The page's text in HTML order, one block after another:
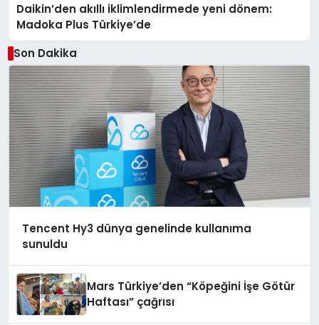
Daikin’den akıllı iklimlendirmede yeni dönem:
Madoka Plus Türkiye’de
Son Dakika
Tencent Hy3 dünya genelinde kullanıma
sunuldu
Mars Türkiye’den “Köpeğini İşe Götür
Haftası” çağrısı